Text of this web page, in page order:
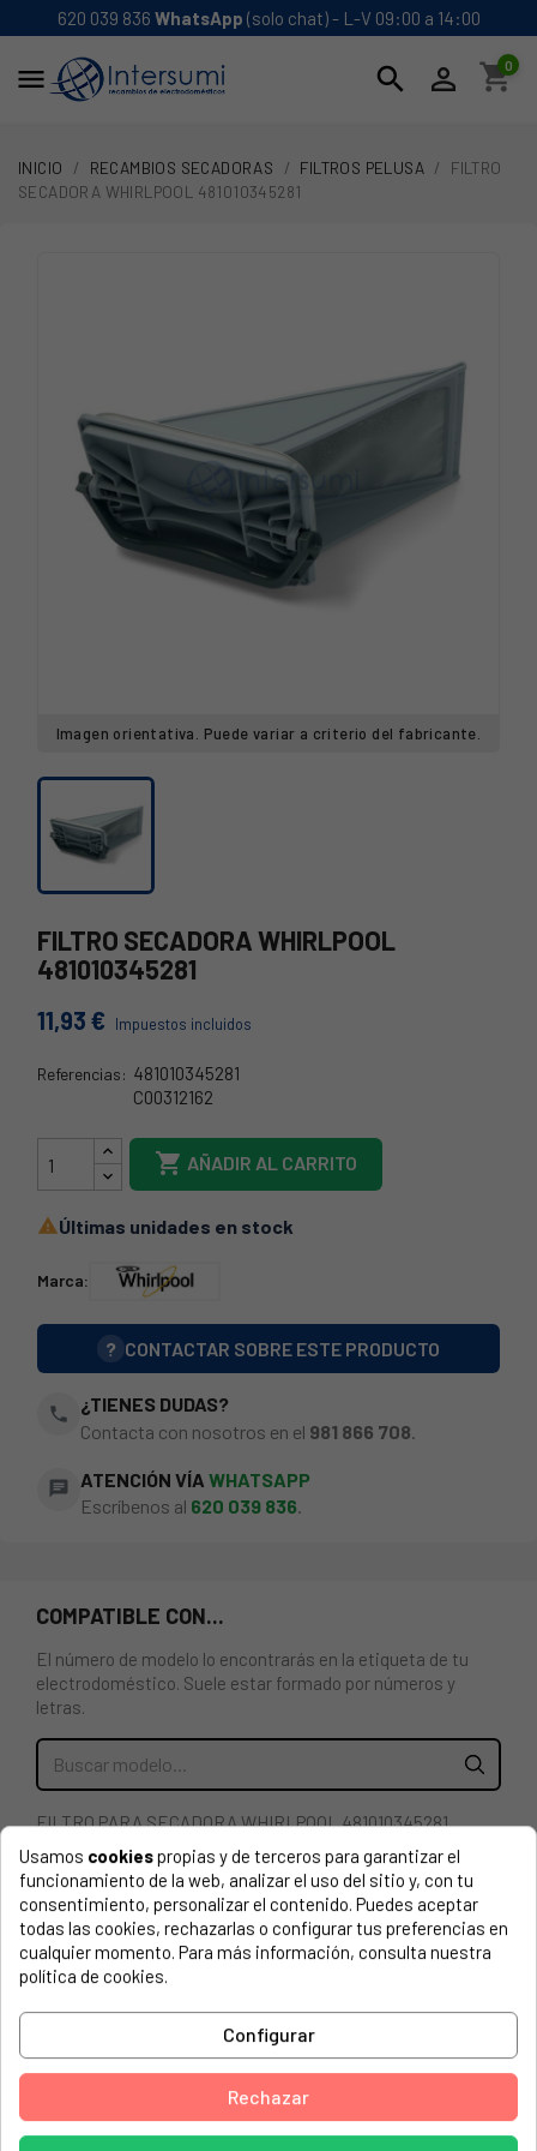
620 039 836 WhatsApp (solo chat) - L-V 09:00 a 14:00
 search  shopping_cart
0
INICIO RECAMBIOS SECADORAS FILTROS PELUSA
FILTRO
SECADORA WHIRLPOOL 481010345281
Imagen orientativa. Puede variar a criterio del fabricante.
FILTRO SECADORA WHIRLPOOL
481010345281
11,93 € Impuestos incluidos
Referencias: 481010345281
C00312162
 AÑADIR AL CARRITO
Últimas unidades en stock
Marca:
? CONTACTAR SOBRE ESTE PRODUCTO
phone
¿TIENES DUDAS?
Contacta con nosotros en el 981 866 708
chat ATENCIÓN VÍA WHATSAPP
Escríbenos al 620 039 836.
COMPATIBLE CON...
El número de modelo lo encontrarás en la etiqueta de tu
electrodoméstico. Suele estar formado por números y
letras.
FILTRO PARA SECADORA WHIRLPOOL 481010345281,
852130615050 HMMR 10440 MAYTAG
V-ZUG, 856076716020 ADORINA TS WP, 935
V-ZUG, 856076716030 ADORINA TS WP, 935
7000 SERVICE, 856011816050 TRPC 8S7000
7000 SERVICE, 857500716020 TRE 7S7000
BAUKNECHT, 856010003020 TK UNIQ 83A GBW
BAUKNECHT, 856010003020 TK UNIQ 83A GBW
Usamos cookiespropias y de terceros para garantizar el
funcionamiento de la web, analizar el uso del sitio y, con tu
consentimiento, personalizar el contenido. Puedes aceptar
todas las cookies, rechazarlas o configurar tus preferencias en
cualquier momento. Para más información, consulta nuestra
política de cookies.
Configurar
Rechazar